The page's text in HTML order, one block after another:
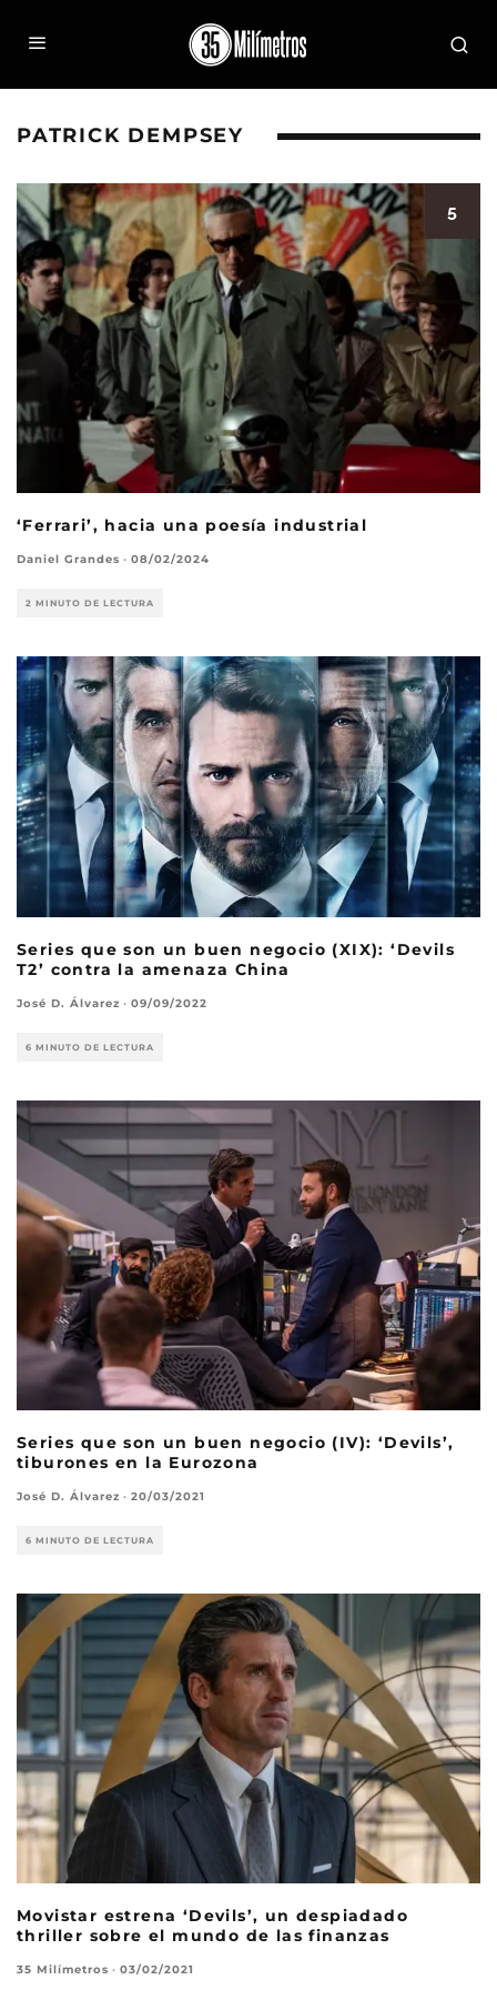
PATRICK DEMPSEY
5
‘Ferrari’, hacia una poesía industrial
Daniel Grandes · 08/02/2024
2 MINUTO DE LECTURA
Series que son un buen negocio (XIX): ‘Devils
T2’ contra la amenaza China
José D. Álvarez · 09/09/2022
6 MINUTO DE LECTURA
Series que son un buen negocio (IV): ‘Devils’,
tiburones en la Eurozona
José D. Álvarez · 20/03/2021
6 MINUTO DE LECTURA
Movistar estrena ‘Devils’, un despiadado
thriller sobre el mundo de las finanzas
35 Milímetros · 03/02/2021